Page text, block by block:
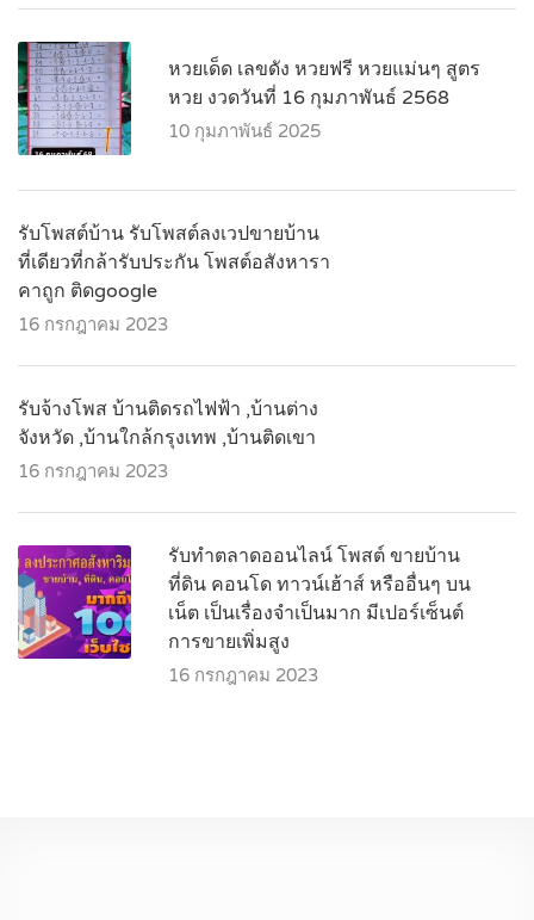
หวยเด็ด เลขดัง หวยฟรี หวยแม่นๆ สูตร
หวย งวดวันที่ 16 กุมภาพันธ์ 2568
10 กุมภาพันธ์ 2025
รับโพสต์บ้าน รับโพสต์ลงเวปขายบ้าน
ที่เดียวที่กล้ารับประกัน โพสต์อสังหารา
คาถูก ติดgoogle
16 กรกฎาคม 2023
รับจ้างโพส บ้านติดรถไฟฟ้า ,บ้านต่าง
จังหวัด ,บ้านใกล้กรุงเทพ ,บ้านติดเขา
16 กรกฎาคม 2023
รับทำตลาดออนไลน์ โพสต์ ขายบ้าน
ที่ดิน คอนโด ทาวน์เฮ้าส์ หรืออื่นๆ บน
เน็ต เป็นเรื่องจำเป็นมาก มีเปอร์เซ็นต์
การขายเพิ่มสูง
16 กรกฎาคม 2023